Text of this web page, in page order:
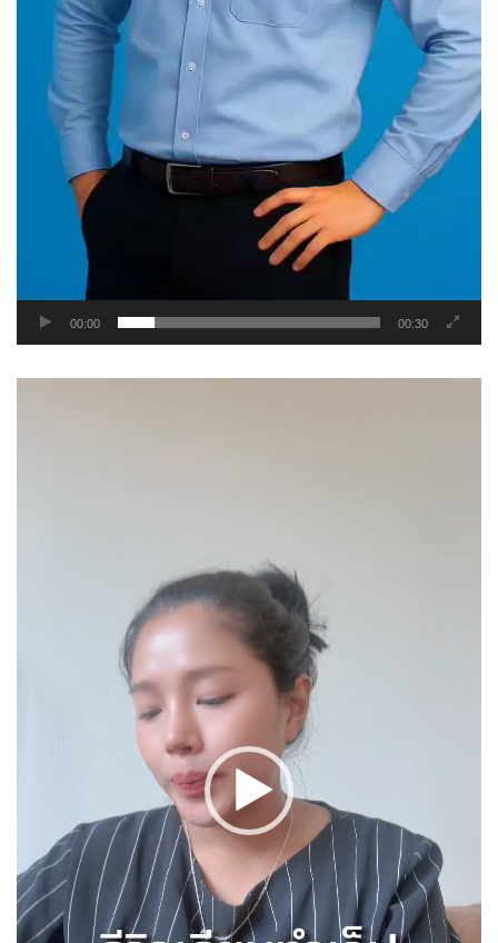
00:00 00:30